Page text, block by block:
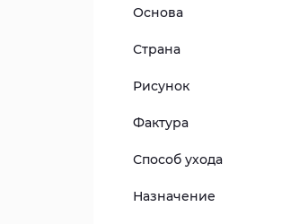
Основа
Страна
Рисунок
Фактура
Способ ухода
Назначение